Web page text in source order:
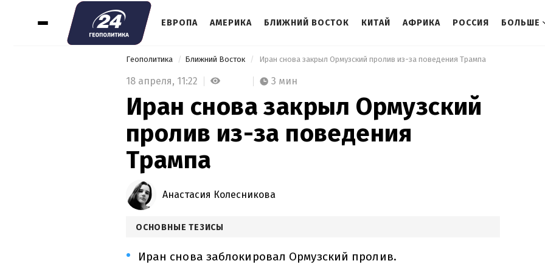
ЕВРОПА АМЕРИКА БЛИЖНИЙ ВОСТОК КИТАЙ АФРИКА РОССИЯ БОЛЬШЕ
Геополитика Ближний Восток Иран снова закрыл Ормузский пролив из-за поведения Трампа
18 апреля, 11:22 3 мин
Иран снова закрыл Ормузский
пролив из-за поведения
Трампа
Анастасия Колесникова
ОСНОВНЫЕ ТЕЗИСЫ
Иран снова заблокировал Ормузский пролив.